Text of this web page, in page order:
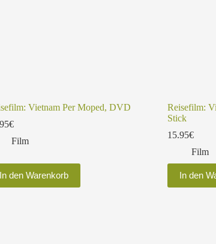
Vietnam Per Moped, DVD
€
Film
In den Warenkorb
Reisefilm:
Stick
15.95€
Film
In den